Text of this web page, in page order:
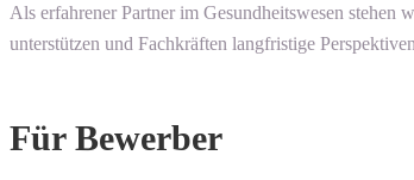
Als erfahrener Partner im Gesundheitswesen
unterstützen und Fachkräften langfristige
Für Bewerber